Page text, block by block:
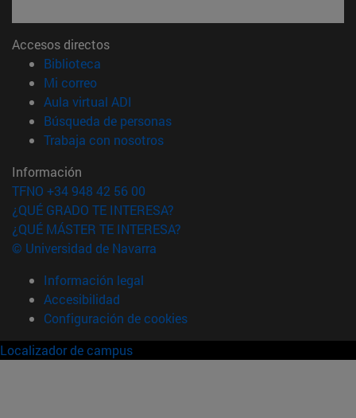
Accesos directos
Biblioteca
Mi correo(abre en nueva ventana)
Aula virtual ADI
Búsqueda de personas(abre en nueva ventana)
Trabaja con nosotros(abre en nueva ventana)
Información
TFNO +34 948 42 56 00
¿QUÉ GRADO TE INTERESA?
¿QUÉ MÁSTER TE INTERESA?
© Universidad de Navarra
Información legal
Accesibilidad
Configuración de cookies
Localizador de campus